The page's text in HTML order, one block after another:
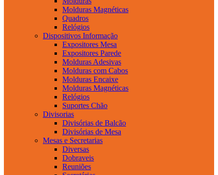
Molduras Magnéticas
Quadros
Relógios
Dispositivos Informação
Expositores Mesa
Expositores Parede
Molduras Adesivas
Molduras com Cabos
Molduras Encaixe
Molduras Magnéticas
Relógios
Suportes Chão
Divisorias
Divisórias de Balcão
Divisórias de Mesa
Mesas e Secretarias
Diversas
Dobraveis
Reuniões